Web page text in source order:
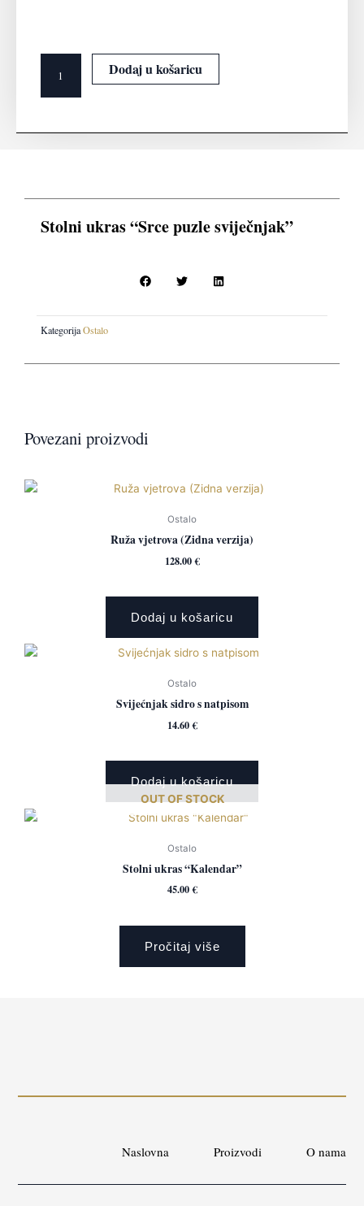
ukras
"Srce
sviječnjak"
Dodaj u košaricu
Stolni ukras “Srce puzle sviječnjak”
KategorijaOstalo
Povezani proizvodi
Ostalo
Ruža vjetrova (Zidna verzija)
128.00€
Dodaj u košaricu
Ostalo
Svijećnjak sidro s natpisom
14.60€
Dodaj u košaricu
OUT OF STOCK
Ostalo
Stolni ukras “Kalendar”
45.00€
Pročitaj više
Naslovna Proizvodi O nama